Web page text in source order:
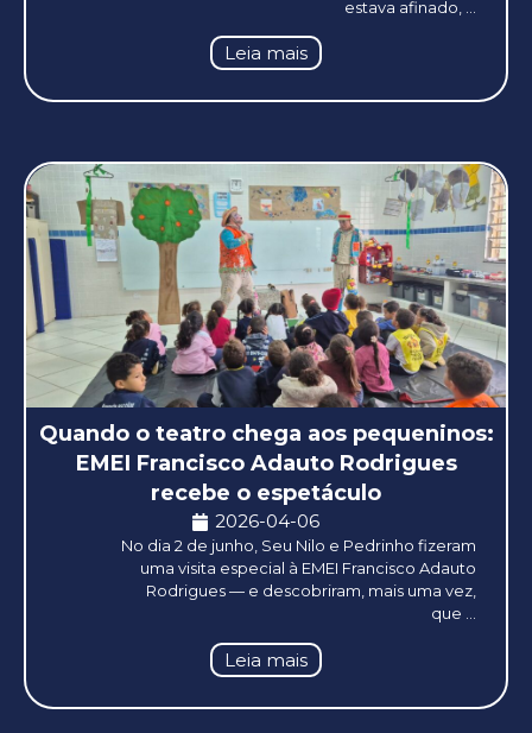
estava afinado, ...
Leia mais
Quando o teatro chega aos pequeninos:
EMEI Francisco Adauto Rodrigues
recebe o espetáculo
2026-04-06
No dia 2 de junho, Seu Nilo e Pedrinho fizeram
uma visita especial à EMEI Francisco Adauto
Rodrigues — e descobriram, mais uma vez,
que ...
Leia mais